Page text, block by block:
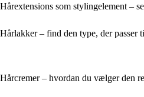
Hårextensions som stylingelement –
Hårlakker – find den type, der passer
Hårcremer – hvordan du vælger den